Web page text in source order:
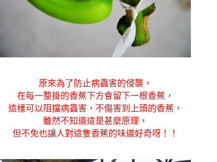
原來為了防止病蟲害的侵襲，
在每一整掛的香蕉下方會留下一根香蕉，
這樣可以阻擋病蟲害，不傷害到上頭的香蕉，
雖然不知道這是甚麼原理，
但不免也讓人對這隻香蕉的味道好奇呀！！